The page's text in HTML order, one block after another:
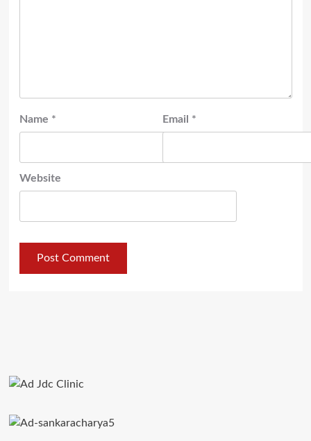
Name * Email *
Website